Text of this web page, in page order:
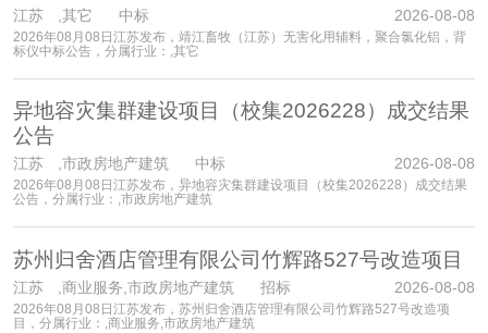
江苏 ,其它 中标 2026-08-08
2026年08月08日江苏发布，靖江畜牧（江苏）无害化用辅料，聚合氯化铝，背
标仪中标公告，分属行业：,其它
异地容灾集群建设项目（校集2026228）成交结果
公告
江苏 ,市政房地产建筑 中标 2026-08-08
2026年08月08日江苏发布，异地容灾集群建设项目（校集2026228）成交结果
公告，分属行业：,市政房地产建筑
苏州归舍酒店管理有限公司竹辉路527号改造项目
江苏 ,商业服务,市政房地产建筑 招标 2026-08-08
2026年08月08日江苏发布，苏州归舍酒店管理有限公司竹辉路527号改造项
目，分属行业：,商业服务,市政房地产建筑